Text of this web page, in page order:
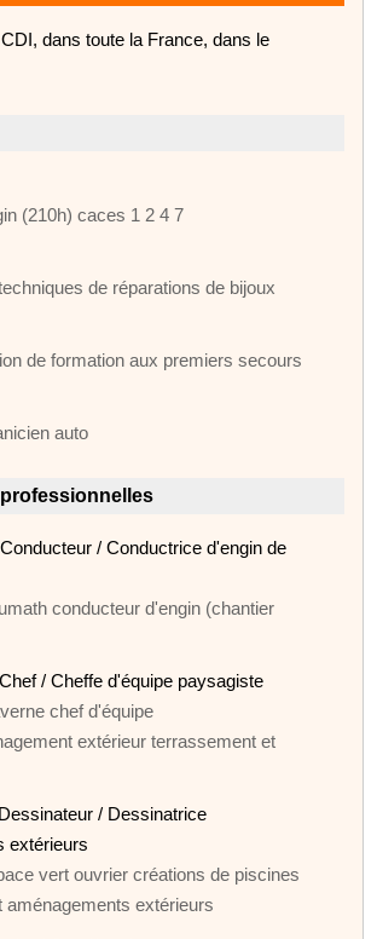
dans toute la France, dans le
(210h) caces 1 2 4 7
de réparations de bijoux
de formation aux premiers secours
auto
/ Conductrice d'engin de
conducteur d'engin (chantier
/ Cheffe d'équipe paysagiste
chef d'équipe
extérieur terrassement et
/ Dessinatrice
extérieurs
vert ouvrier créations de piscines
aménagements extérieurs